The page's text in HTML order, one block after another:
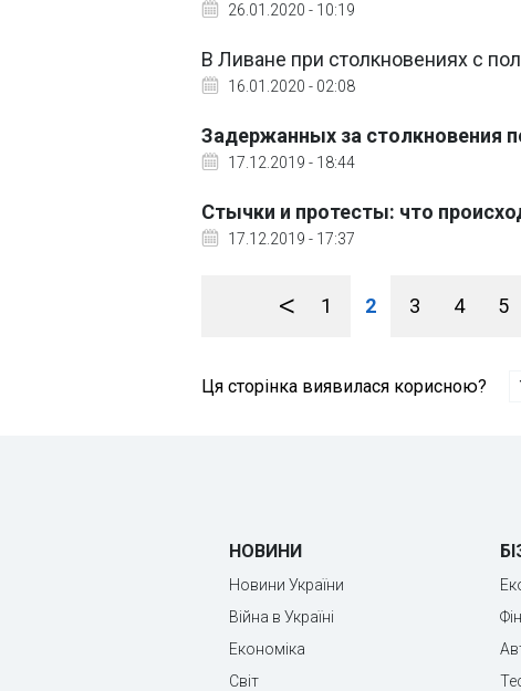
26.01.2020 - 10:19
В Ливане при столкновениях с
16.01.2020 - 02:08
Задержанных за столкновения
17.12.2019 - 18:44
Стычки и протесты: что
17.12.2019 - 17:37
< 1 2 3 4 5
Ця сторінка виявилася корисною?
НОВИНИ
Новини України
Війна в Україні
Економіка
Світ